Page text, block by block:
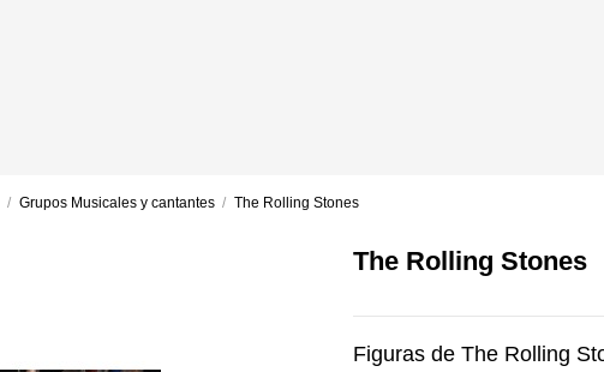
Grupos Musicales y cantantes The Rolling Stones
The Rolling Stones
Figuras de The Rolling